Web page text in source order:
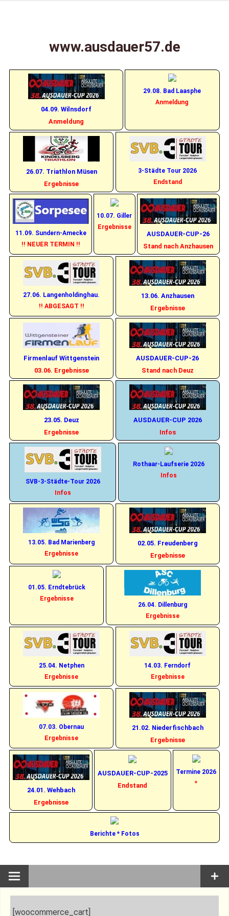
– Laufen in
SI, AK, OE
und darüber
hinaus
www.ausdauer57.de
04.09. Wilnsdorf
Anmeldung
29.08. Bad Laasphe
Anmeldung
26.07. Triathlon Müsen
Ergebnisse
3-Städte Tour 2026
Endstand
11.09. Sundern-Amecke
!! NEUER TERMIN !!
10.07. Giller
Ergebnisse
AUSDAUER-CUP-26
Stand nach Anzhausen
27.06. Langenholdinghau.
!! ABGESAGT !!
13.06. Anzhausen
Ergebnisse
Firmenlauf Wittgenstein
03.06. Ergebnisse
AUSDAUER-CUP-26
Stand nach Deuz
23.05. Deuz
Ergebnisse
AUSDAUER-CUP 2026
Infos
SVB-3-Städte-Tour 2026
Infos
Rothaar-Laufserie 2026
Infos
13.05. Bad Marienberg
Ergebnisse
02.05. Freudenberg
Ergebnisse
01.05. Erndtebrück
Ergebnisse
26.04. Dillenburg
Ergebnisse
25.04. Netphen
Ergebnisse
14.03. Ferndorf
Ergebnisse
07.03. Obernau
Ergebnisse
21.02. Niederfischbach
Ergebnisse
24.01. Wehbach
Ergebnisse
AUSDAUER-CUP-2025
Endstand
Termine 2026
*
Berichte * Fotos
[woocommerce_cart]